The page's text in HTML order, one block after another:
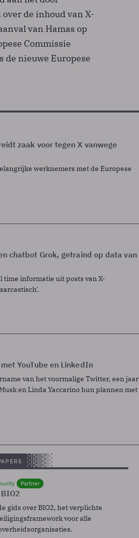
de inhoud van X-
van Hamas op
Commissie
de nieuwe Europese
zaak voor tegen X vanwege
werknemers met de Europese
chatbot Grok, getraind op data van
time informatie uit posts van X-
YouTube en LinkedIn
van het voormalige Twitter, een jaar
en Linda Yaccarino hun plannen met
Partner
gids over BIO2, het verplichte
voor alle